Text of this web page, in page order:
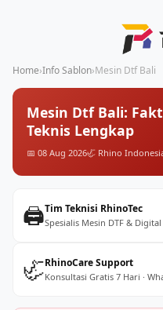
Home›Info Sablon›Mesin Dtf Bali
Mesin Dtf Bali:
Teknis Lengkap
📅 08 Aug 2026🦏 Rhino
🖨️Tim Teknisi RhinoTec
Spesialis Mesin DTF &
🦏RhinoCare Support
Konsultasi Gratis 7 Hari ·